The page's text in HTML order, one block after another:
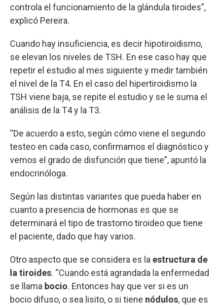
controla el funcionamiento de la glándula tiroides”,
explicó Pereira.
Cuando hay insuficiencia, es decir hipotiroidismo,
se elevan los niveles de TSH. En ese caso hay que
repetir el estudio al mes siguiente y medir también
el nivel de la T4. En el caso del hipertiroidismo la
TSH viene baja, se repite el estudio y se le suma el
análisis de la T4 y la T3.
“De acuerdo a esto, según cómo viene el segundo
testeo en cada caso, confirmamos el diagnóstico y
vemos el grado de disfunción que tiene”, apuntó la
endocrinóloga.
Según las distintas variantes que pueda haber en
cuanto a presencia de hormonas es que se
determinará el tipo de trastorno tiroideo que tiene
el paciente, dado que hay varios.
Otro aspecto que se considera es la estructura de
la tiroides. “Cuando está agrandada la enfermedad
se llama bocio. Entonces hay que ver si es un
bocio difuso, o sea lisito, o si tiene nódulos, que es